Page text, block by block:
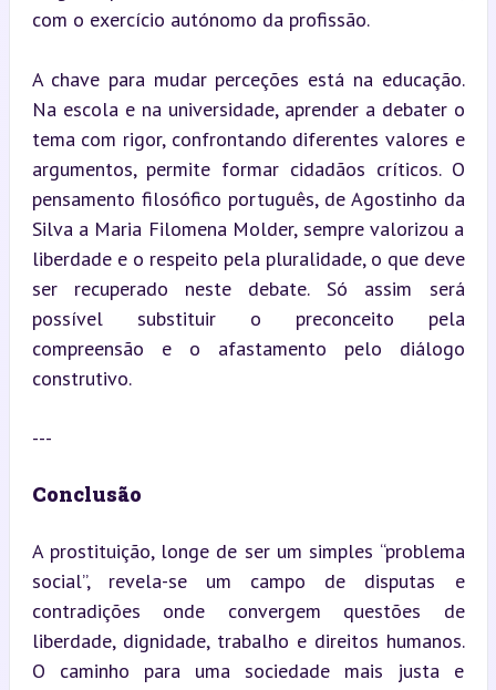
com o exercício autónomo da profissão.
A chave para mudar perceções está na educação.
Na escola e na universidade, aprender a debater o
tema com rigor, confrontando diferentes valores e
argumentos, permite formar cidadãos críticos. O
pensamento filosófico português, de Agostinho da
Silva a Maria Filomena Molder, sempre valorizou a
liberdade e o respeito pela pluralidade, o que deve
ser recuperado neste debate. Só assim será
possível substituir o preconceito pela
compreensão e o afastamento pelo diálogo
construtivo.
---
Conclusão
A prostituição, longe de ser um simples “problema
social”, revela-se um campo de disputas e
contradições onde convergem questões de
liberdade, dignidade, trabalho e direitos humanos.
O caminho para uma sociedade mais justa e